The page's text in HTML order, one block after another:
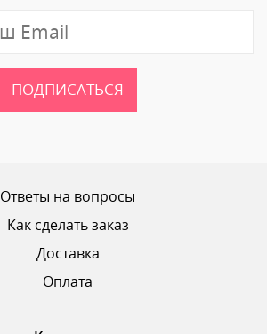
ОТПРАВИТЬ ОТЗЫВ
ПОДПИСАТЬСЯ
Ответы на вопросы
Как сделать заказ
Доставка
Оплата